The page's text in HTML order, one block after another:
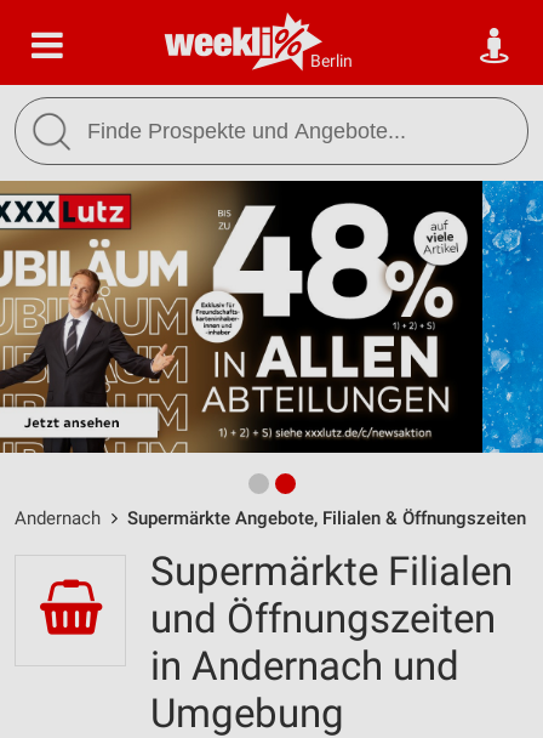
Berlin
Andernach Supermärkte Angebote, Filialen & Öffnungszeiten
Supermärkte Filialen
und Öffnungszeiten
in Andernach und
Umgebung